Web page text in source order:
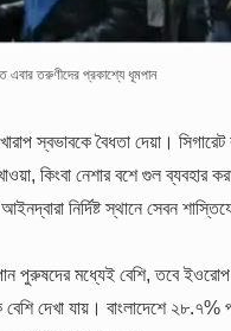
এবার তরুণীদের প্রকাশ্যে ধূমপান
স্বভাবকে বৈধতা দেয়া। সিগারেট
কিংবা নেশার বশে গুল ব্যবহার
নির্দিষ্ট স্থানে সেবন
পুরুষদের মধ্যেই বেশি, তবে
বেশি দেখা যায়। বাংলাদেশে